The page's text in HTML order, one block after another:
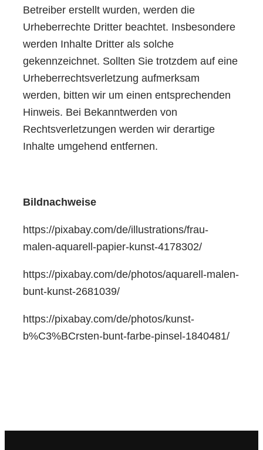
Betreiber erstellt wurden, werden die
Urheberrechte Dritter beachtet. Insbesondere
werden Inhalte Dritter als solche
gekennzeichnet. Sollten Sie trotzdem auf eine
Urheberrechtsverletzung aufmerksam
werden, bitten wir um einen entsprechenden
Hinweis. Bei Bekanntwerden von
Rechtsverletzungen werden wir derartige
Inhalte umgehend entfernen.
Bildnachweise
https://pixabay.com/de/illustrations/frau-
malen-aquarell-papier-kunst-4178302/
https://pixabay.com/de/photos/aquarell-malen-
bunt-kunst-2681039/
https://pixabay.com/de/photos/kunst-
b%C3%BCrsten-bunt-farbe-pinsel-1840481/